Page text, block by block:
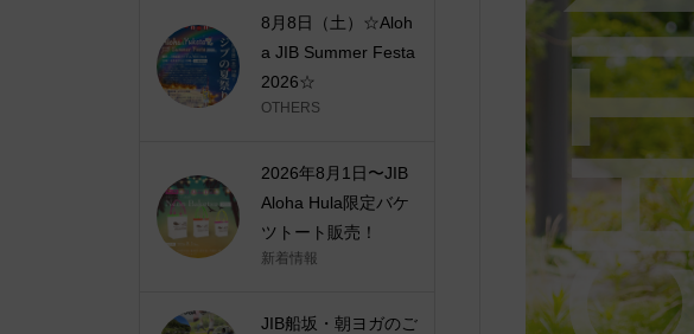
8月8日（土）☆Aloh
a JIB Summer Festa
2026☆
OTHERS
2026年8月1日〜JIB
Aloha Hula限定バケ
ツトート販売！
新着情報
JIB船坂・朝ヨガのご